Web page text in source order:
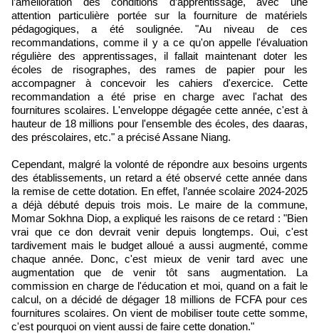
attention particulière portée sur la fourniture de matériels
pédagogiques, a été soulignée. "Au niveau de ces
recommandations, comme il y a ce qu'on appelle l'évaluation
régulière des apprentissages, il fallait maintenant doter les
écoles de risographes, des rames de papier pour les
accompagner à concevoir les cahiers d'exercice. Cette
recommandation a été prise en charge avec l'achat des
fournitures scolaires. L'enveloppe dégagée cette année, c'est à
hauteur de 18 millions pour l'ensemble des écoles, des daaras,
des préscolaires, etc." a précisé Assane Niang.
Cependant, malgré la volonté de répondre aux besoins urgents
des établissements, un retard a été observé cette année dans
la remise de cette dotation. En effet, l’année scolaire 2024-2025
a déjà débuté depuis trois mois. Le maire de la commune,
Momar Sokhna Diop, a expliqué les raisons de ce retard : "Bien
vrai que ce don devrait venir depuis longtemps. Oui, c'est
tardivement mais le budget alloué a aussi augmenté, comme
chaque année. Donc, c'est mieux de venir tard avec une
augmentation que de venir tôt sans augmentation. La
commission en charge de l'éducation et moi, quand on a fait le
calcul, on a décidé de dégager 18 millions de FCFA pour ces
fournitures scolaires. On vient de mobiliser toute cette somme,
c'est pourquoi on vient aussi de faire cette donation."